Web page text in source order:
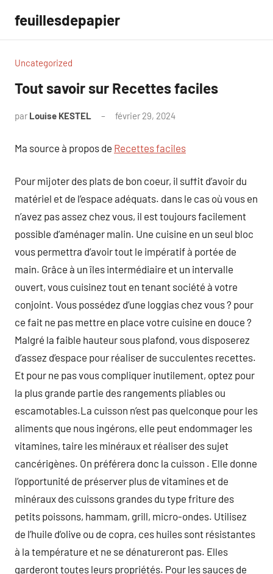
contenu
feuillesdepapier
Uncategorized
Tout savoir sur Recettes faciles
par Louise KESTEL février 29, 2024
Ma source à propos de Recettes faciles
Pour mijoter des plats de bon coeur, il suffit d’avoir du
matériel et de l’espace adéquats. dans le cas où vous en
n’avez pas assez chez vous, il est toujours facilement
possible d’aménager malin. Une cuisine en un seul bloc
vous permettra d’avoir tout le impératif à portée de
main. Grâce à un îles intermédiaire et un intervalle
ouvert, vous cuisinez tout en tenant société à votre
conjoint. Vous possédez d’une loggias chez vous ? pour
ce fait ne pas mettre en place votre cuisine en douce ?
Malgré la faible hauteur sous plafond, vous disposerez
d’assez d’espace pour réaliser de succulentes recettes.
Et pour ne pas vous compliquer inutilement, optez pour
la plus grande partie des rangements pliables ou
escamotables.La cuisson n’est pas quelconque pour les
aliments que nous ingérons, elle peut endommager les
vitamines, taire les minéraux et réaliser des sujet
cancérigènes. On préférera donc la cuisson . Elle donne
l’opportunité de préserver plus de vitamines et de
minéraux des cuissons grandes du type friture des
petits poissons, hammam, grill, micro-ondes. Utilisez
de l’huile d’olive ou de copra, ces huiles sont résistantes
à la température et ne se dénatureront pas. Elles
garderont toutes leurs propriétés. Pour les sauces de